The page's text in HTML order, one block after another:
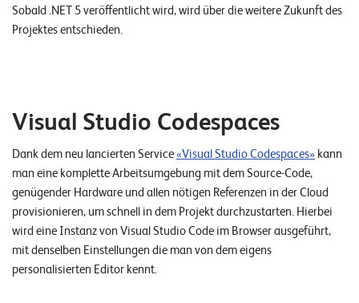
Sobald .NET 5 veröffentlicht wird, wird über die weitere Zukunft des
Projektes entschieden.
Visual Studio Codespaces
Dank dem neu lancierten Service«Visual Studio Codespaces» kann
man eine komplette Arbeitsumgebung mit dem Source-Code,
genügender Hardware und allen nötigen Referenzen in der Cloud
provisionieren, um schnell in dem Projekt durchzustarten. Hierbei
wird eine Instanz von Visual Studio Code im Browser ausgeführt,
mit denselben Einstellungen die man von dem eigens
personalisierten Editor kennt.